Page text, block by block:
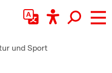
und Sport